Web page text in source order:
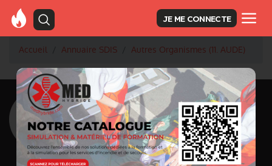
JE ME CONNECTE
Accueil Annuaire SDIS Autres Organismes (11. AUDE)
<Retour à la liste des SDIS
SDIS Aude à
Carcassonne (11)
DépartementAUDE
6 139 km² - 368 011 habitants